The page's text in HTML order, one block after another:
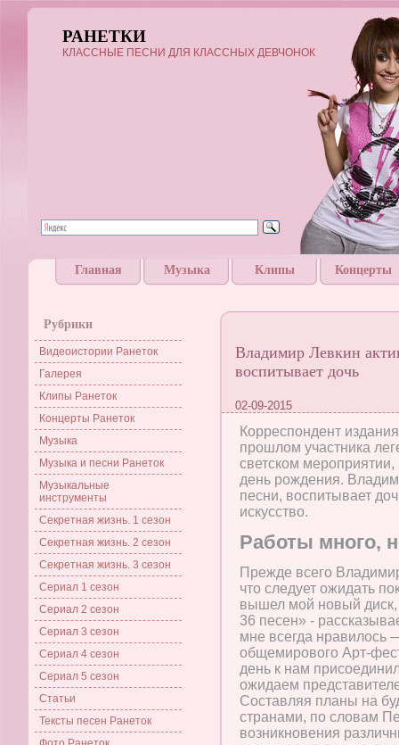
РАНЕТКИ
КЛАССНЫЕ ПЕСНИ ДЛЯ КЛАССНЫХ ДЕВЧОНОК
Главная Музыка Клипы Концерты
Рубрики
Видеоистории Ранеток
Галерея
Клипы Ранеток
Концерты Ранеток
Музыка
Музыка и песни Ранеток
Музыкальные
инструменты
Секретная жизнь. 1 сезон
Секретная жизнь. 2 сезон
Секретная жизнь. 3 сезон
Сериал 1 сезон
Сериал 2 сезон
Сериал 3 сезон
Сериал 4 сезон
Сериал 5 сезон
Статьи
Тексты песен Ранеток
Владимир Левкин
воспитывает дочь
02-09-2015
Корреспондент
прошлом участника
светском
день рождения.
песни, воспитывает
искусство.
Работы много,
Прежде всего
что следует ожидать
вышел мой новый диск,
36 песен» -
мне всегда нравилось
общемирового Арт-
день к нам
ожидаем
Составляя планы на
странами, по словам
возникновения